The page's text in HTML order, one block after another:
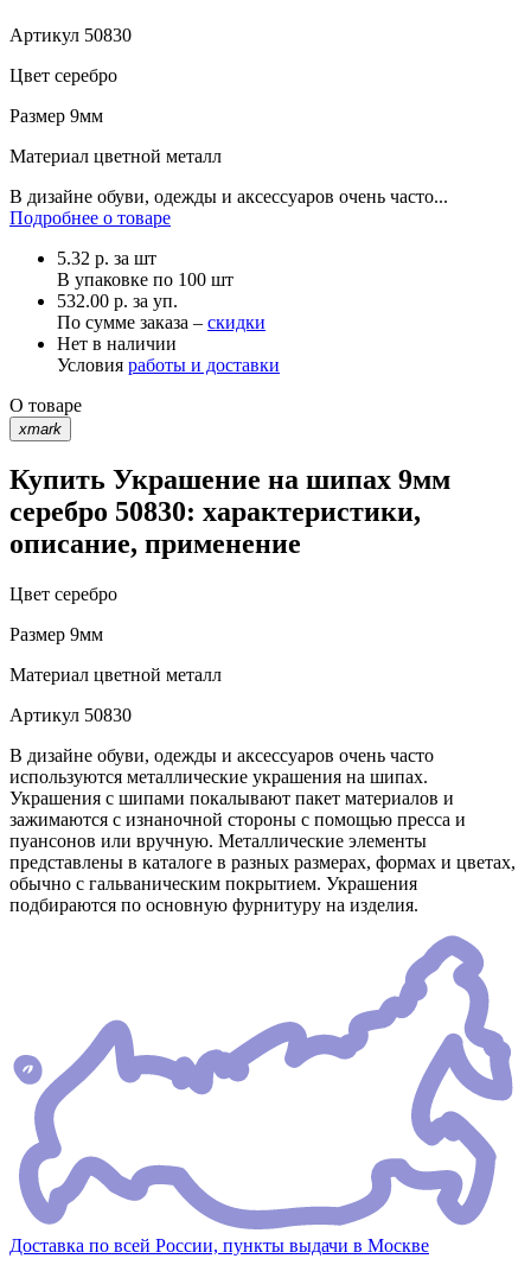
Артикул 50830
Цвет серебро
Размер 9мм
Материал цветной металл
В дизайне обуви, одежды и аксессуаров очень часто...
Подробнее о товаре
5.32 р. за шт
В упаковке по 100 шт
532.00 р. за уп.
По сумме заказа – скидки
Нет в наличии
Условия работы и доставки
О товаре
xmark
Купить Украшение на шипах 9мм
серебро 50830: характеристики,
описание, применение
Цвет серебро
Размер 9мм
Материал цветной металл
Артикул 50830
В дизайне обуви, одежды и аксессуаров очень часто
используются металлические украшения на шипах.
Украшения с шипами покалывают пакет материалов и
зажимаются с изнаночной стороны с помощью пресса и
пуансонов или вручную. Металлические элементы
представлены в каталоге в разных размерах, формах и цветах,
обычно с гальваническим покрытием. Украшения
подбираются по основную фурнитуру на изделия.
Доставка по всей России, пункты выдачи в Москве